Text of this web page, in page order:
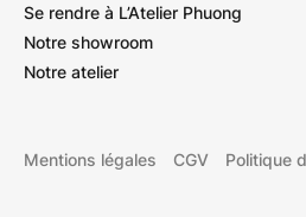
Se rendre à L’Atelier Phuong
Notre showroom
Notre atelier
Mentions légales CGV Politique